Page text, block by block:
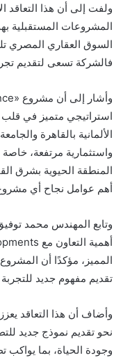
ولفت إلى أن هذا
المشروعات المستقبلية
السوق العقاري المصري
فالشركة تسعى لتقديم
استراتيجي متميز في قلب
الألمانية بالقاهرة
واستثمارية مرتفعة،
المنطقة الحيوية بشرق
أهم عوامل نجاح أي
المميز، مؤكدًا أن
تقديم مفهوم جديد للتجربة
نحو تقديم نموذج جديد
وجودة الحياة، بما يواكب